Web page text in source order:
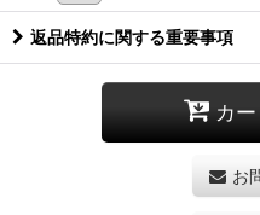
返品特約に関する重要事項
カ
お